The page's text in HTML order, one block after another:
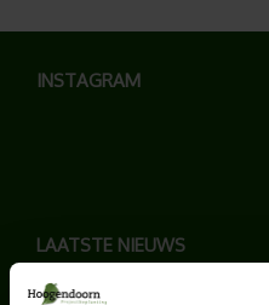
INSTAGRAM
LAATSTE NIEUWS